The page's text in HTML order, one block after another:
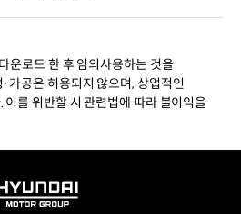
운로드 한 후 임의사용하는 것을
가공은 허용되지 않으며, 상업적인
를 위반할 시 관련법에 따라 불이익을